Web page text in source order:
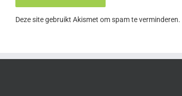
Deze site gebruikt Akismet om spam te verminderen.